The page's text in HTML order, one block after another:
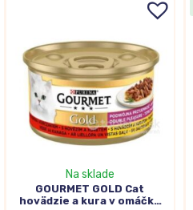
Na sklade
GOURMET GOLD Cat
hovädzie a kura v omáčke